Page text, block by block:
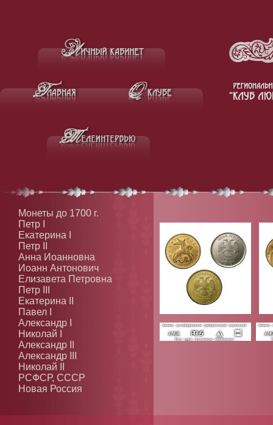
Монеты до 1700 г.
Петр I
Екатерина I
Петр II
Анна Иоанновна
Иоанн Антонович
Елизавета Петровна
Петр III
Екатерина II
Павел I
Александр I
Николай I
Александр II
Александр III
Николай II
РСФСР, СССР
Новая Россия